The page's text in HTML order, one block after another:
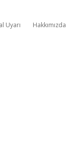
Uyarı Hakkımızda